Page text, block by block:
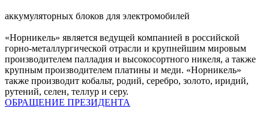
аккумуляторных блоков для электромобилей
«Норникель» является ведущей компанией в российской
горно-металлургической отрасли и крупнейшим мировым
производителем палладия и высокосортного никеля, а также
крупным производителем платины и меди. «Норникель»
также производит кобальт, родий, серебро, золото, иридий,
рутений, селен, теллур и серу.
ОБРАЩЕНИЕ ПРЕЗИДЕНТА